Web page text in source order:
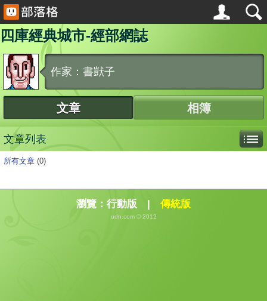
四庫經典城市-經部網誌
作家：書獃子
文章 相簿
文章列表
所有文章 (0)
瀏覽： 行動版 | 傳統版
udn.com © 2012